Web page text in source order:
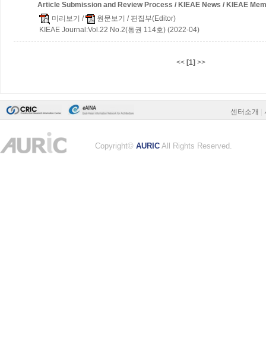
Article Submission and Review Process / KIEAE News / KIEAE
미리보기 / 원문보기 / 편집부(Editor)
KIEAE Journal:Vol.22 No.2(통권 114호) (2022-04)
<< [1] >>
센터소개
Copyright© AURIC All Rights Reserved.